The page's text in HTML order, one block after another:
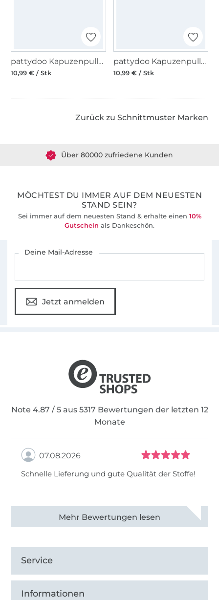
pattydoo Kapuzenpullover Tony Papierschnittmuster
10,99 € / Stk
pattydoo Kapuzenpullover Lynn Papierschnittmuster
10,99 € / Stk
Zurück zu Schnittmuster Marken
Über 1.8 Millionen Meter Stoff versandfertig
MÖCHTEST DU IMMER AUF DEM NEUESTEN
STAND SEIN?
Sei immer auf dem neuesten Stand & erhalte einen 10%
Gutschein als Dankeschön.
Deine Mail-Adresse
Jetzt anmelden
Note 4.87 / 5 aus 5317 Bewertungen der letzten 12
Monate
07.08.2026
Schnelle Lieferung und gute Qualität der Stoffe!
Alle 82990 Bewertungen ansehen
Service
Informationen